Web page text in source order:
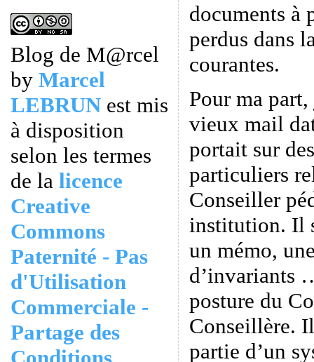
Blog de M@rcel
by Marcel
LEBRUNest mis
à disposition
selon les termes
de la licence
Creative
Commons
Paternité - Pas
d'Utilisation
Commerciale -
Partage des
documents à
perdus dans
courantes.
Pour ma
vieux mail
portait sur
particuliers
Conseiller
institution. Il
un mémo,
d’invariants
posture du
Conseillère.
partie d’un